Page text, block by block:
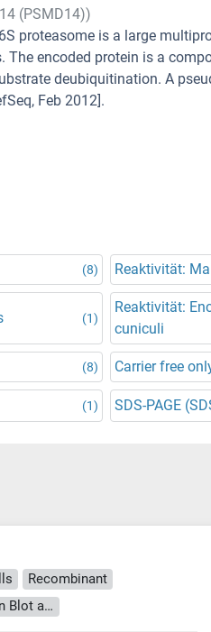
(PSMD14))
proteasome is a large
encoded protein is a
deubiquitination. A
Feb 2012].
(8) Reaktivität:
(1)
Reaktivität:
cuniculi
(8) Carrier free
(1) SDS-PAGE
Recombinant
> 90 % as determined by Bis-Tris PAGE, anti-tag ELISA, Western Blot and analytical SEC (HPLC)